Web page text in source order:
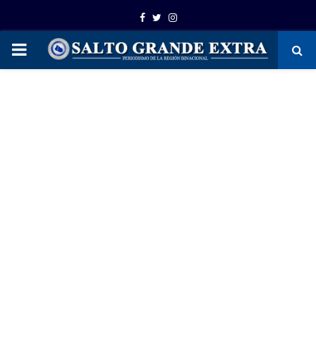
Facebook
TwitterInstagram
PRIMARY